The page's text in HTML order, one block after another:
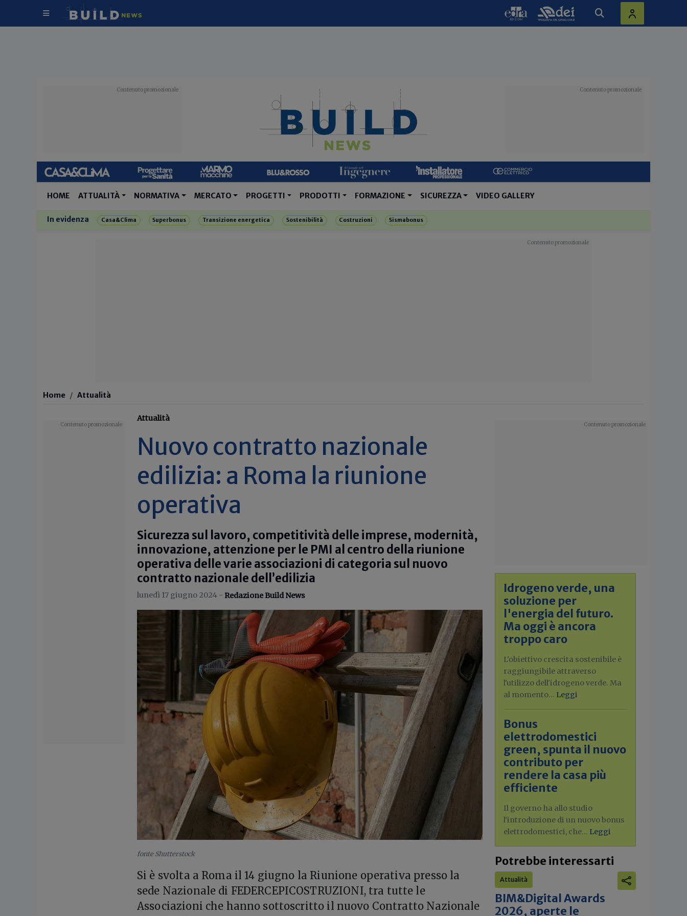
HOME ATTUALITÀ NORMATIVA MERCATO PROGETTI PRODOTTI FORMAZIONE SICUREZZA VIDEO GALLERY
In evidenza Casa&Clima Superbonus Transizione energetica Sostenibilità Costruzioni Sismabonus
Home Attualità
Attualità
Nuovo contratto nazionale
edilizia: a Roma la riunione
operativa
Sicurezza sul lavoro, competitività delle imprese, modernità,
innovazione, attenzione per le PMI al centro della riunione
operativa delle varie associazioni di categoria sul nuovo
contratto nazionale dell’edilizia
lunedì 17 giugno 2024 - Redazione Build News
fonte Shutterstock
Si è svolta a Roma il 14 giugno la Riunione operativa presso la
sede Nazionale di FEDERCEPICOSTRUZIONI, tra tutte le
Associazioni che hanno sottoscritto il nuovo Contratto Nazionale
Idrogeno verde, una
soluzione per
l'energia del futuro.
Ma oggi è ancora
troppo caro
L'obiettivo crescita sostenibile è
raggiungibile attraverso
l'utilizzo dell'idrogeno verde. Ma
al momento... Leggi
Bonus
elettrodomestici
green, spunta il nuovo
contributo per
rendere la casa più
efficiente
Il governo ha allo studio
l'introduzione di un nuovo bonus
elettrodomestici, che... Leggi
Potrebbe interessarti
Attualità
BIM&Digital Awards
2026, aperte le